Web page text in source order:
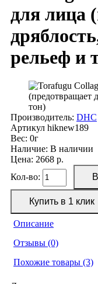
для лица
рельеф и
Производитель: DHC
Артикул hiknew189
Вес: 0г
Наличие: В наличии
Цена: 2668 р.
Кол-во:
Описание
Отзывы (0)
Похожие товары (3)